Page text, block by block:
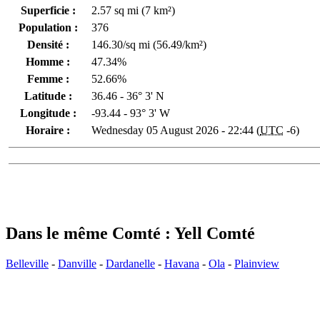
Superficie :
2.57 sq mi (7 km²)
Population :
376
Densité :
146.30/sq mi (56.49/km²)
Homme :
47.34%
Femme :
52.66%
Latitude :
36.46 - 36° 3' N
Longitude :
-93.44 - 93° 3' W
Horaire :
Wednesday 05 August 2026 - 22:44 (UTC -6)
Dans le même Comté : Yell Comté
Belleville - Danville - Dardanelle - Havana - Ola - Plainview